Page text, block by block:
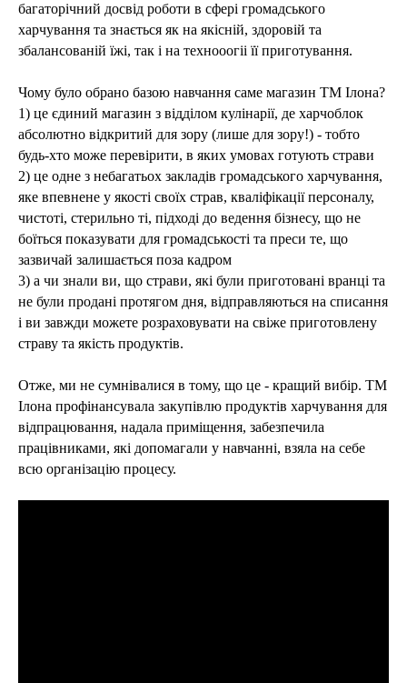
багаторічний досвід роботи в сфері громадського
харчування та знається як на якісній, здоровій та
збалансованій їжі, так і на технооогіі її приготування.
Чому було обрано базою навчання саме магазин ТМ Ілона?
1) це єдиний магазин з відділом кулінарії, де харчоблок
абсолютно відкритий для зору (лише для зору!) - тобто
будь-хто може перевірити, в яких умовах готують страви
2) це одне з небагатьох закладів громадського харчування,
яке впевнене у якості своїх страв, кваліфікації персоналу,
чистоті, стерильно ті, підході до ведення бізнесу, що не
боїться показувати для громадськості та преси те, що
зазвичай залишається поза кадром
3) а чи знали ви, що страви, які були приготовані вранці та
не були продані протягом дня, відправляються на списання
і ви завжди можете розраховувати на свіже приготовлену
страву та якість продуктів.
Отже, ми не сумнівалися в тому, що це - кращий вибір. ТМ
Ілона профінансувала закупівлю продуктів харчування для
відпрацювання, надала приміщення, забезпечила
працівниками, які допомагали у навчанні, взяла на себе
всю організацію процесу.